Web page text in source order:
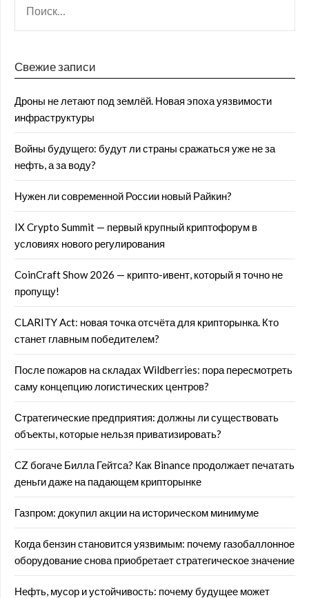
Свежие записи
Дроны не летают под землёй. Новая эпоха уязвимости
инфраструктуры
Войны будущего: будут ли страны сражаться уже не за
нефть, а за воду?
Нужен ли современной России новый Райкин?
IX Crypto Summit — первый крупный криптофорум в
условиях нового регулирования
CoinCraft Show 2026 — крипто-ивент, который я точно не
пропущу!
CLARITY Act: новая точка отсчёта для крипторынка. Кто
станет главным победителем?
После пожаров на складах Wildberries: пора пересмотреть
саму концепцию логистических центров?
Стратегические предприятия: должны ли существовать
объекты, которые нельзя приватизировать?
CZ богаче Билла Гейтса? Как Binance продолжает печатать
деньги даже на падающем крипторынке
Газпром: докупил акции на историческом минимуме
Когда бензин становится уязвимым: почему газобаллонное
оборудование снова приобретает стратегическое значение
Нефть, мусор и устойчивость: почему будущее может